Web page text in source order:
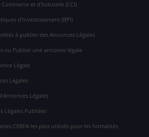
et d'Industrie (CCI)
d'Investissement (BPI)
à publier des Annonces Légales
ou Publier une annonce légale
Légale
Légales
Légales
Légales Publiées
CERFA les plus utilisés pour les formalités